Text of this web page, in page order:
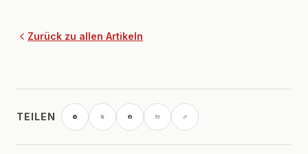
Zurück zu allen Artikeln
TEILEN